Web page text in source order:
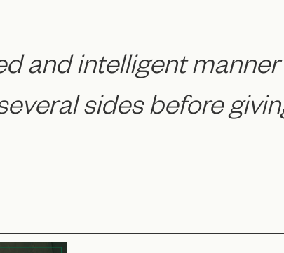
and intelligent
sides before